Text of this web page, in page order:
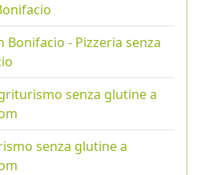
Bonifacio - Pizzeria senza
senza glutine a
senza glutine a